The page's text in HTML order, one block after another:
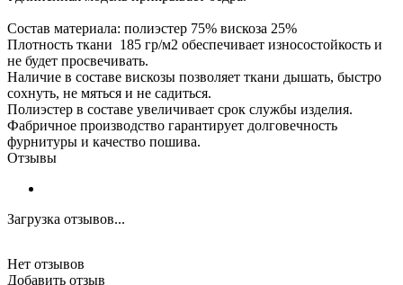
Состав материала: полиэстер 75% вискоза 25%
Плотность ткани 185 гр/м2 обеспечивает износостойкость и
не будет просвечивать.
Наличие в составе вискозы позволяет ткани дышать, быстро
сохнуть, не мяться и не садиться.
Полиэстер в составе увеличивает срок службы изделия.
Фабричное производство гарантирует долговечность
фурнитуры и качество пошива.
Отзывы
Загрузка отзывов...
Нет отзывов
Добавить отзыв